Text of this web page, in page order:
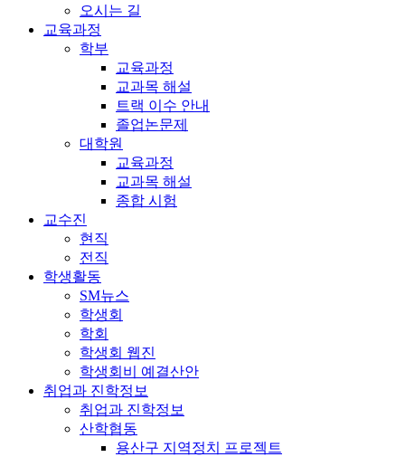
오시는 길
교육과정
학부
교육과정
교과목 해설
트랙 이수 안내
졸업논문제
대학원
교육과정
교과목 해설
종합 시험
교수진
현직
전직
학생활동
SM뉴스
학생회
학회
학생회 웹진
학생회비 예결산안
취업과 진학정보
취업과 진학정보
산학협동
용산구 지역정치 프로젝트